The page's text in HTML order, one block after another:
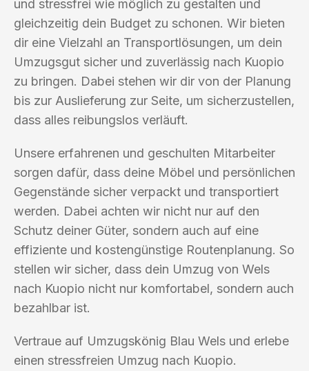
und stressfrei wie möglich zu gestalten und
gleichzeitig dein Budget zu schonen. Wir bieten
dir eine Vielzahl an Transportlösungen, um dein
Umzugsgut sicher und zuverlässig nach Kuopio
zu bringen. Dabei stehen wir dir von der Planung
bis zur Auslieferung zur Seite, um sicherzustellen,
dass alles reibungslos verläuft.
Unsere erfahrenen und geschulten Mitarbeiter
sorgen dafür, dass deine Möbel und persönlichen
Gegenstände sicher verpackt und transportiert
werden. Dabei achten wir nicht nur auf den
Schutz deiner Güter, sondern auch auf eine
effiziente und kostengünstige Routenplanung. So
stellen wir sicher, dass dein Umzug von Wels
nach Kuopio nicht nur komfortabel, sondern auch
bezahlbar ist.
Vertraue auf Umzugskönig Blau Wels und erlebe
einen stressfreien Umzug nach Kuopio.